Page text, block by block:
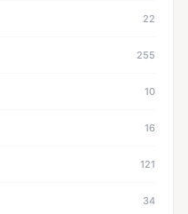
22
255
10
16
121
34